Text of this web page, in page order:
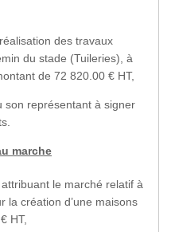
des travaux
du stade (Tuileries), à
de 72 820.00 € HT,
son représentant à signer
marche
le marché relatif à
la création d’une maisons
HT,